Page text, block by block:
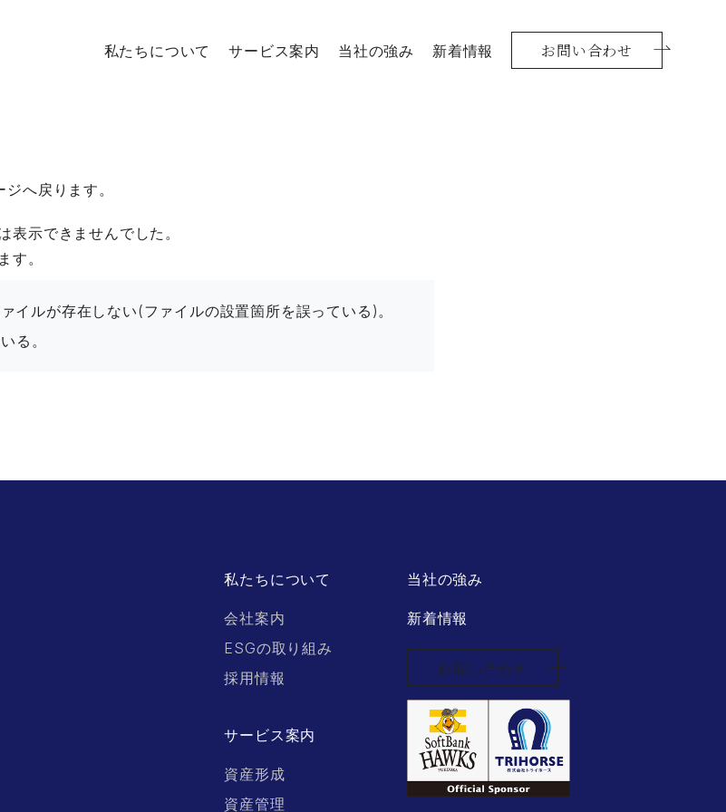
私たちについて サービス案内 当社の強み 新着情報 お問い合わせ
へ戻ります。
表示できませんでした。
す。
イルが存在しない(ファイルの設置箇所を誤っている)。
る。
私たちについて
会社案内
ESGの取り組み
採用情報
サービス案内
資産形成
資産管理
当社の強み
新着情報
お問い合わせ